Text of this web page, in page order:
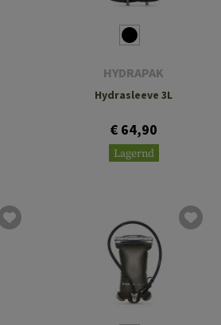
HYDRAPAK
Hydrasleeve 3L
€ 64,90
Lagernd